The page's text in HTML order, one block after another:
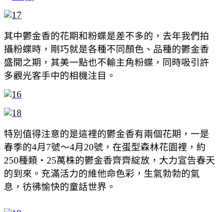
其中鬱金香的花期和粉蝶是差不多的，去年我們拍
攝粉蝶時，剛巧就是各種不同顏色、品種的鬱金香
盛開之期，其美一點也不輸主角粉蝶，同時吸引許
多觀光客手中的相機注目。
特別值得注意的是這裡的鬱金香有兩個花期，一是
春季的4月7號～4月20號， 在蛋型森林花園裡，約
250種類・25萬株的鬱金香齊齊綻放，大力宣告春天
的到來。充滿活力的維他命色彩，生氣勃勃的氣
息，彷彿愉快的童話世界。